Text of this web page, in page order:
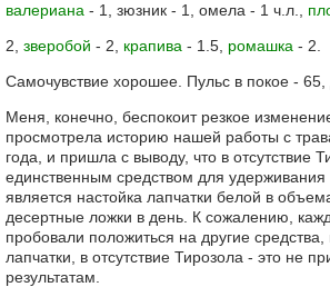
валериана - 1, зюзник - 1, омела - 1 ч.л.,
2, зверобой - 2, крапива - 1.5, ромашка - 2.
Самочувствие хорошее. Пульс в покое - 65,
Меня, конечно, беспокоит резкое
просмотрела историю нашей работы с
года, и пришла с выводу, что в отсутствие
единственным средством для
является настойка лапчатки белой в
десертные ложки в день. К сожалению,
пробовали положиться на другие
лапчатки, в отсутствие Тирозола - это не
результатам.